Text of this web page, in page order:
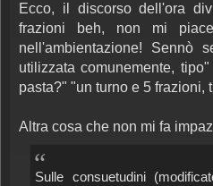
Ecco, il discorso dell'ora
frazioni beh, non mi
nell'ambientazione! Sennò
utilizzata comunemente,
pasta?" "un turno e 5 frazioni,
Altra cosa che non mi fa
Sulle consuetudini